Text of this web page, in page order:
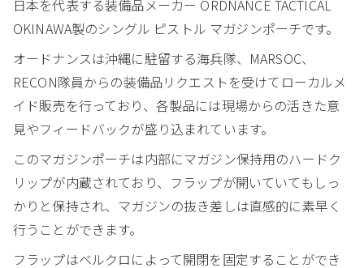
日本を代表する装備品メーカー ORDNANCE TACTICAL
OKINAWA製のシングル ピストル マガジンポーチです。
オードナンスは沖縄に駐留する海兵隊、MARSOC、
RECON隊員からの装備品リクエストを受けてローカルメ
イド販売を行っており、各製品には現場からの活きた意
見やフィードバックが盛り込まれています。
このマガジンポーチは内部にマガジン保持用のハードク
リップが内蔵されており、フラップが開いていてもしっ
かりと保持され、マガジンの抜き差しは直感的に素早く
行うことができます。
フラップはベルクロによって開閉を固定することができ